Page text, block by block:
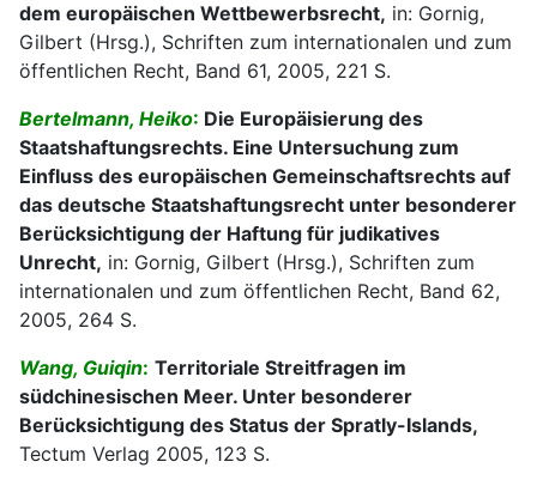
dem europäischen Wettbewerbsrecht, in: Gornig,
Gilbert (Hrsg.), Schriften zum internationalen und zum
öffentlichen Recht, Band 61, 2005, 221 S.
Bertelmann, Heiko: Die Europäisierung des
Staatshaftungsrechts. Eine Untersuchung zum
Einfluss des europäischen Gemeinschaftsrechts auf
das deutsche Staatshaftungsrecht unter besonderer
Berücksichtigung der Haftung für judikatives
Unrecht, in: Gornig, Gilbert (Hrsg.), Schriften zum
internationalen und zum öffentlichen Recht, Band 62,
2005, 264 S.
Wang, Guiqin: Territoriale Streitfragen im
südchinesischen Meer. Unter besonderer
Berücksichtigung des Status der Spratly-Islands,
Tectum Verlag 2005, 123 S.